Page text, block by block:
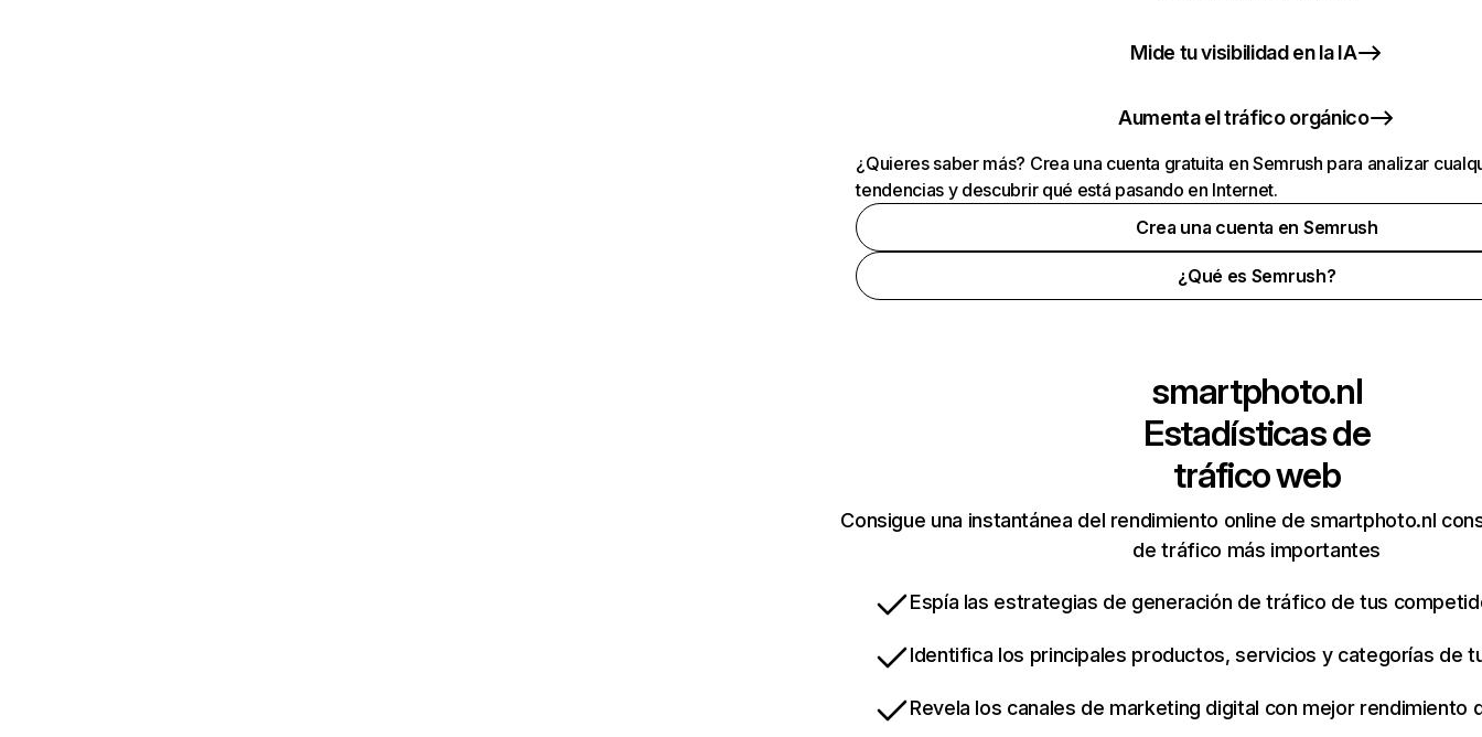
Mide tu visibilidad en la IA
Aumenta el tráfico orgánico
¿Quieres saber más? Crea una cuenta gratuita en Semrush para analizar
tendencias y descubrir qué está pasando en Internet.
Crea una cuenta en Semrush
¿Qué es Semrush?
smartphoto.nl
Estadísticas de
tráfico web
Consigue una instantánea del rendimiento online de smartphoto.nl
de tráfico más importantes
Espía las estrategias de generación de tráfico de tus
Identifica los principales productos, servicios y categorías de
Revela los canales de marketing digital con mejor rendimiento